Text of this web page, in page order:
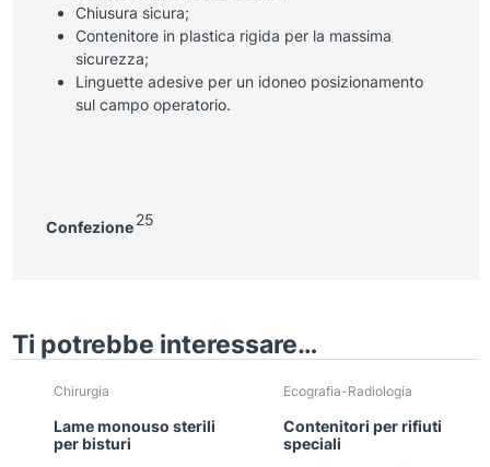
Chiusura sicura;
Contenitore in plastica rigida per la massima
sicurezza;
Linguette adesive per un idoneo posizionamento
sul campo operatorio.
Confezione 25
Ti potrebbe interessare…
Chirurgia
Lame monouso sterili
per bisturi
Ecografia-Radiologia
Contenitori per rifiuti
speciali